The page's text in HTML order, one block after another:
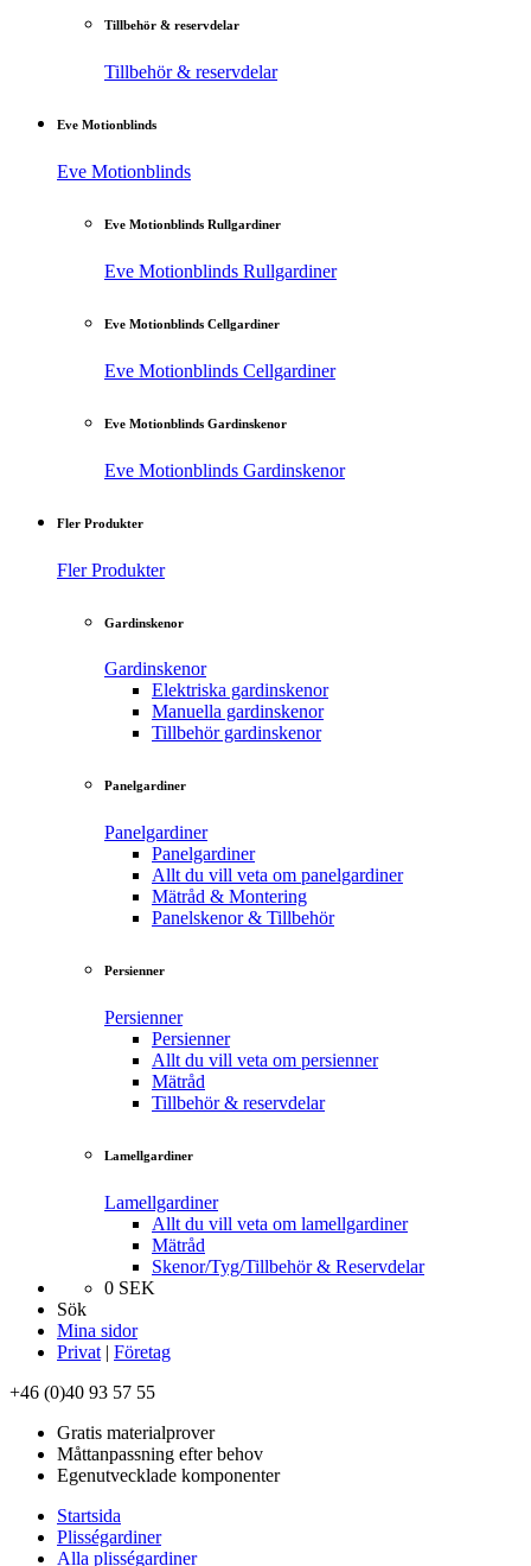
Tillbehör & reservdelar
Tillbehör & reservdelar
Eve Motionblinds
Eve Motionblinds
Eve Motionblinds Rullgardiner
Eve Motionblinds Rullgardiner
Eve Motionblinds Cellgardiner
Eve Motionblinds Cellgardiner
Eve Motionblinds Gardinskenor
Eve Motionblinds Gardinskenor
Fler Produkter
Fler Produkter
Gardinskenor
Gardinskenor
Elektriska gardinskenor
Manuella gardinskenor
Tillbehör gardinskenor
Panelgardiner
Panelgardiner
Panelgardiner
Allt du vill veta om panelgardiner
Mätråd & Montering
Panelskenor & Tillbehör
Persienner
Persienner
Persienner
Allt du vill veta om persienner
Mätråd
Tillbehör & reservdelar
Lamellgardiner
Lamellgardiner
Allt du vill veta om lamellgardiner
Mätråd
Skenor/Tyg/Tillbehör & Reservdelar
0 SEK
Sök
Mina sidor
Privat | Företag
+46 (0)40 93 57 55
Gratis materialprover
Måttanpassning efter behov
Egenutvecklade komponenter
Startsida
Plisségardiner
Alla plisségardiner